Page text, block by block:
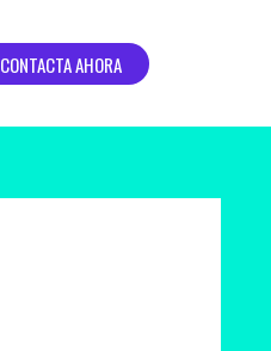
CONTACTA AHORA